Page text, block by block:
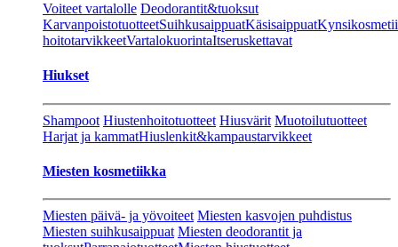
Voiteet vartalolle Deodorantit&tuoksut
KarvanpoistotuotteetSuihkusaippuatKäsisaippuat
hoitotarvikkeetVartalokuorintaItseruskettavat
Hiukset
Shampoot Hiustenhoitotuotteet Hiusvärit Muotoilutuotteet
Harjat ja kammatHiuslenkit&kampaustarvikkeet
Miesten kosmetiikka
Miesten päivä- ja yövoiteet Miesten kasvojen puhdistus
Miesten suihkusaippuat Miesten deodorantit ja